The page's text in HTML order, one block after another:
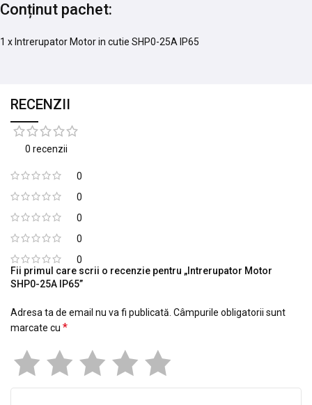
Conținut pachet:
1 x Intrerupator Motor in cutie SHP0-25A IP65
RECENZII
0 recenzii
0
0
0
0
0
Fii primul care scrii o recenzie pentru „Intrerupator Motor
SHP0-25A IP65”
Adresa ta de email nu va fi publicată. Câmpurile obligatorii sunt
marcate cu *